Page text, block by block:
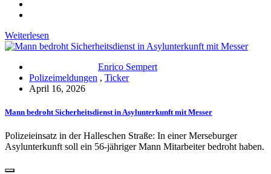
Weiterlesen
Enrico Sempert
Polizeimeldungen , Ticker
April 16, 2026
Mann bedroht Sicherheitsdienst in Asylunterkunft mit Messer
Polizeieinsatz in der Halleschen Straße: In einer Merseburger
Asylunterkunft soll ein 56-jähriger Mann Mitarbeiter bedroht haben.